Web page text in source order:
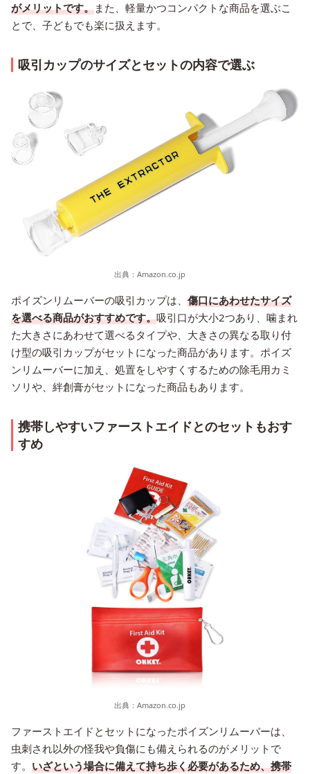
がメリットです。また、軽量かつコンパクトな商品を選ぶこ
とで、子どもでも楽に扱えます。
吸引カップのサイズとセットの内容で選ぶ
出典： Amazon.co.jp
ポイズンリムーバーの吸引カップは、 傷口にあわせたサイズ
を選べる商品がおすすめです。吸引口が大小2つあり、噛まれ
た大きさにあわせて選べるタイプや、大きさの異なる取り付
け型の吸引カップがセットになった商品があります。ポイズ
ンリムーバーに加え、処置をしやすくするための除毛用カミ
ソリや、絆創膏がセットになった商品もあります。
携帯しやすいファーストエイドとのセットもおす
すめ
出典： Amazon.co.jp
ファーストエイドとセットになったポイズンリムーバーは、
虫刺され以外の怪我や負傷にも備えられるのがメリットで
す。 いざという場合に備えて持ち歩く必要があるため、携帯